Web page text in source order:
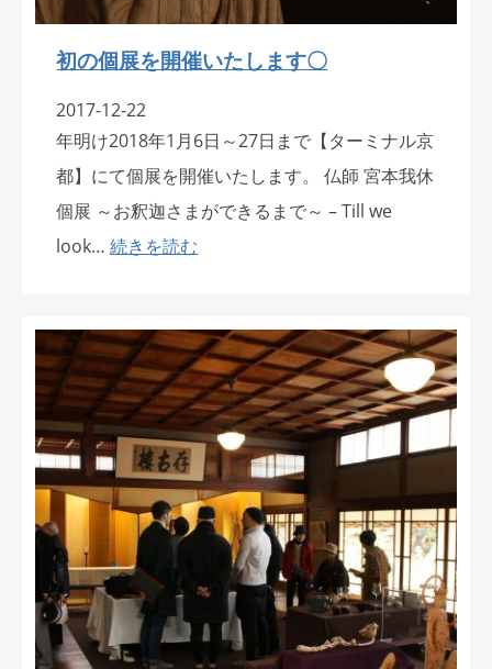
初の個展を開催いたします〇
2017-12-22
年明け2018年1月6日～27日まで【ターミナル京
都】にて個展を開催いたします。 仏師 宮本我休
個展 ～お釈迦さまができるまで～ – Till we
look…続きを読む